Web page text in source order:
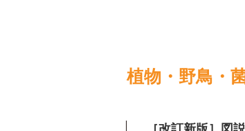
植物・野鳥・